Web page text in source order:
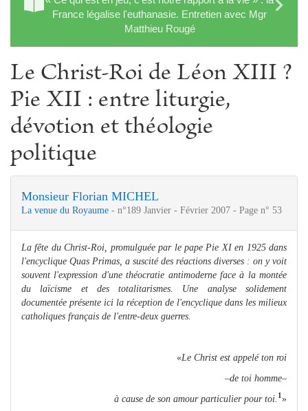
France légalise l'euthanasie. Entretien avec Mgr
Matthieu Rougé
Le Christ-Roi de Léon XIII ?
Pie XII : entre liturgie,
dévotion et théologie
politique
Monsieur Florian MICHEL
La venue du Royaume - n°189 Janvier - Février 2007 - Page n° 53
La fête du Christ-Roi, promulguée par le pape Pie XI en 1925 dans
l'encyclique Quas Primas, a suscité des réactions diverses : on y voit
souvent l'expression d'une théocratie antimoderne face à la montée
du laïcisme et des totalitarismes. Une analyse solidement
documentée présente ici la réception de l'encyclique dans les milieux
catholiques français de l'entre-deux guerres.
«Le Christ est appelé ton roi
–de toi homme–
à cause de son amour particulier pour toi. 1»